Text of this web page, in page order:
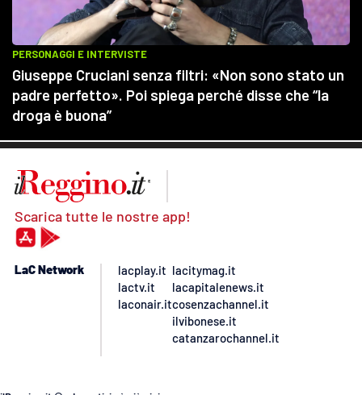
Scarica tutte le nostre app!
LaC Network
lacplay.it
lactv.it
laconair.it
lacitymag.it
lacapitalenews.it
cosenzachannel.it
ilvibonese.it
catanzarochannel.it